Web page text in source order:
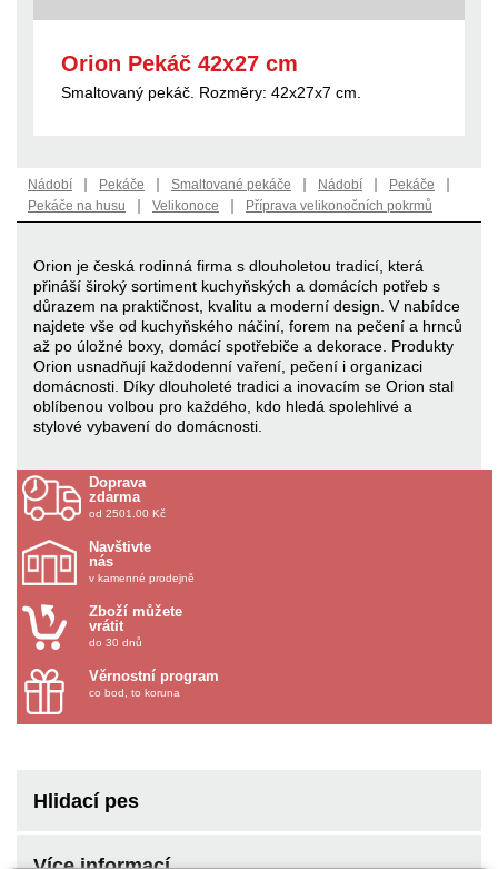
Orion Pekáč 42x27 cm
Smaltovaný pekáč. Rozměry: 42x27x7 cm.
Nádobí | Pekáče | Smaltované pekáče | Nádobí | Pekáče |
Pekáče na husu | Velikonoce | Příprava velikonočních pokrmů
Orion je česká rodinná firma s dlouholetou tradicí, která
přináší široký sortiment kuchyňských a domácích potřeb s
důrazem na praktičnost, kvalitu a moderní design. V nabídce
najdete vše od kuchyňského náčiní, forem na pečení a hrnců
až po úložné boxy, domácí spotřebiče a dekorace. Produkty
Orion usnadňují každodenní vaření, pečení i organizaci
domácnosti. Díky dlouholeté tradici a inovacím se Orion stal
oblíbenou volbou pro každého, kdo hledá spolehlivé a
stylové vybavení do domácnosti.
Doprava
zdarma
od 2501.00 Kč
Navštivte
nás
v kamenné prodejně
Zboží můžete
vrátit
do 30 dnů
Věrnostní program
co bod, to koruna
Hlidací pes